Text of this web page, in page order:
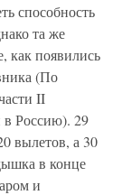
способность
та же
как появились
(По
II
в Россию). 29
вылетов, а 30
в конце
и